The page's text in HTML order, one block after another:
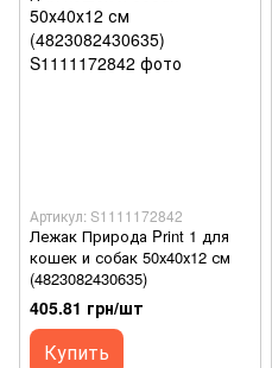
Артикул: S1111172842
Лежак Природа Print 1 для
кошек и собак 50х40х12 см
(4823082430635)
405.81 грн/шт
Купить